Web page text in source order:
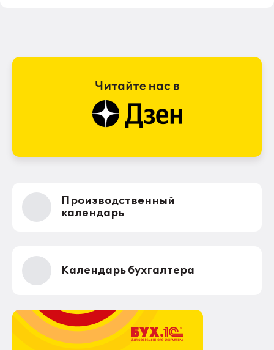
Производственный
календарь
Календарь бухгалтера